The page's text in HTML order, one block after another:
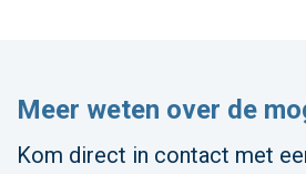
Meer weten over de
Kom direct in contact met